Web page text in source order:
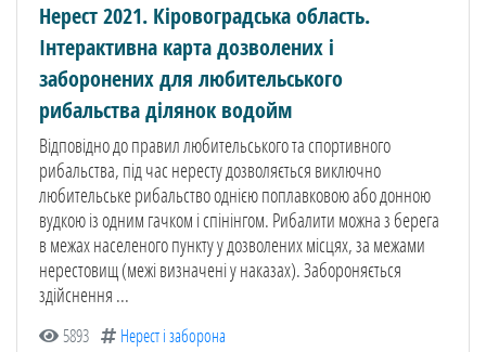
Нерест 2021. Кіровоградська область.
Інтерактивна карта дозволених і
заборонених для любительського
рибальства ділянок водойм
Відповідно до правил любительського та спортивного
рибальства, під час нересту дозволяється виключно
любительське рибальство однією поплавковою або донною
вудкою із одним гачком і спінінгом. Рибалити можна з берега
в межах населеного пункту у дозволених місцях, за межами
нерестовищ (межі визначені у наказах). Забороняється
здійснення ...
5893 Нерест і заборона